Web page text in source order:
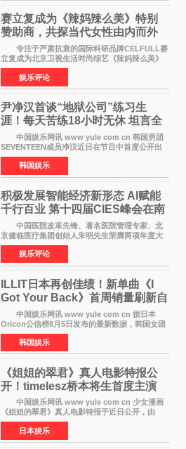
赛立复成为《辣妈辣么美》特别
赞助商，共探当代女性由内而外
活力美
专注于严肃抗衰的国际科研品牌CELFULL赛
立复成为北京卫视生活时尚综艺《辣妈辣么美》
的特别赞助商,明星辣妈袁咏仪倾情参与，向广大
都市女性传递健康生活新主张，寄语当代女性在
家庭与自我之间
娱乐评论
尹净汉首谈“地狱公司”练习生
涯！每天苦练18小时无休 坦言全
靠成员撑过来
中国娱乐网讯 www yule com cn 韩国男团
SEVENTEEN成员净汉近日在节目中首度公开出
道前的残酷练习生经历，并提及经纪公司Pledis
娱乐，引发广泛关注。 在8月2日播出的日本
TBS综艺节目《周
韩国娱乐
积极发展智能经济新形态 Al赋能
千行百业 第十四届CIES峰会在南
京盛大召开
中国医院改革先锋、著名医院管理专家、北
京健临医疗集团创始人朱明先生荣膺两项年度大
奖 2026年7月31日，盛夏金陵，长江之畔，
以重落地·真务实·强链接为主题的2026&lsquo;人
工智能+&rsquo
娱乐评论
ILLIT日本再创佳绩！新单曲《I
Got Your Back》首周销量刷新自
身纪录
中国娱乐网讯 www yule com cn 据日本
Oricon公信榜8月5日发布的最新数据，韩国女团
ILLIT在日本发行的第二张单曲《I Got Your
Back》首周销量达到71,009张，成功跻身最新一
期周单曲排行
韩国娱乐
《姐姐的翠君》真人电影特报公
开！timelesz桥本将生首度主演
12月4日上映
中国娱乐网讯 www yule com cn 少女漫画
《姐姐的翠君》真人电影特报于近日公开，由
timelesz成员桥本将生担任主演，这也是他首次
担任电影主演，引发高度关注。 女高中生咲
苗翠（中岛瑠菜
日本娱乐